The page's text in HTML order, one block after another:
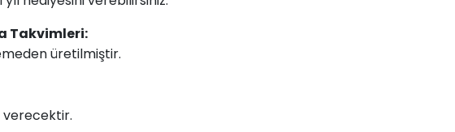
Takvimleri:
üretilmiştir.
verecektir.